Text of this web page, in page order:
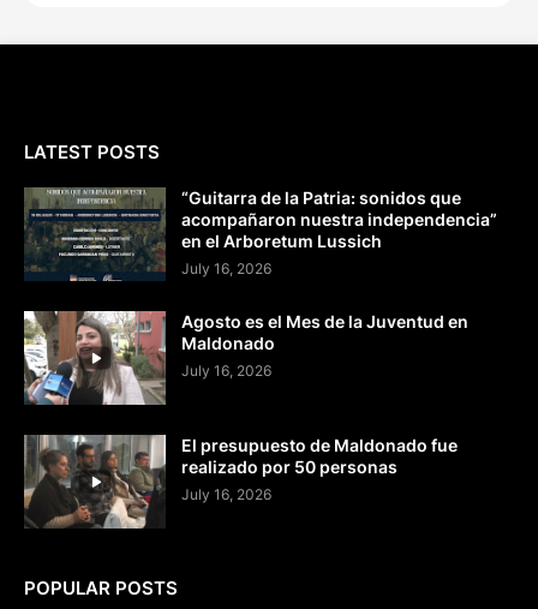
LATEST POSTS
“Guitarra de la Patria: sonidos que
acompañaron nuestra independencia”
en el Arboretum Lussich
July 16, 2026
Agosto es el Mes de la Juventud en
Maldonado
July 16, 2026
El presupuesto de Maldonado fue
realizado por 50 personas
July 16, 2026
POPULAR POSTS